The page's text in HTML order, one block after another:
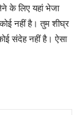
के लिए यहां भेजा
कोई नहीं है। तुम शीघ्र
संदेह नहीं है। ऐसा